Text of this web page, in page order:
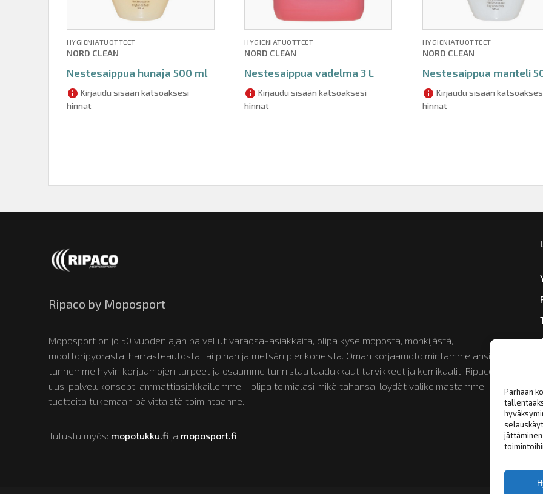
Parhaan
HYGIENIATUOTTEET
NORD CLEAN
Nestesaippua hunaja 500 ml
Kirjaudu sisään katsoaksesi
hinnat
HYGIENIATUOTTEET
NORD CLEAN
Nestesaippua vadelma 3 L
Kirjaudu sisään katsoaksesi
hinnat
HYGIENIATUOTTEET
NORD CLEAN
Nestesaippua manteli
Kirjaudu sisään
hinnat
Ripaco by Moposport
Moposport on jo 50 vuoden ajan palvellut varaosa-asiakkaita, olipa kyse moposta, mönkijästä,
moottoripyörästä, harrasteautosta tai pihan ja metsän pienkoneista. Oman korjaamotoimintamme ansiosta
tunnemme hyvin korjaamojen tarpeet ja osaamme tunnistaa laadukkaat tarvikkeet ja kemikaalit. Ripaco on
uusi palvelukonsepti ammattiasiakkaillemme - olipa toimialasi mikä tahansa, löydät valikoimastamme
tuotteita tukemaan päivittäistä toimintaanne.
Tutustu myös: mopotukku.fi ja moposport.fi